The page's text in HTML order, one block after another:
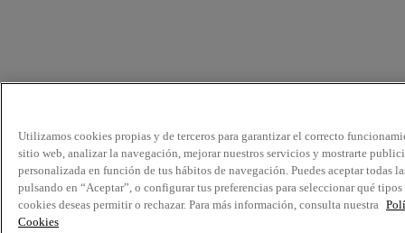
Utilizamos cookies propias y de terceros para garantizar el correcto
sitio web, analizar la navegación, mejorar nuestros servicios y mostrarte
personalizada en función de tus hábitos de navegación. Puedes aceptar todas
pulsando en “Aceptar”, o configurar tus preferencias para seleccionar qué tipos
cookies deseas permitir o rechazar. Para más información, consulta nuestra
Cookies